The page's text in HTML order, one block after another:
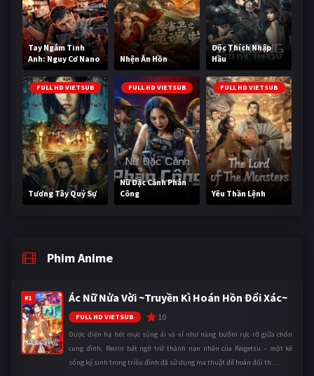
Tay Ngắm Tinh
Anh: Nguy Cơ Nano
Nhện Ăn Hồn
Độc Thích Nhập
Hầu
FULL HD VIETSUB
Tương Tây Quỷ Sự
FULL HD VIETSUB
Nữ Đặc Cảnh Phản
Công
FULL HD VIETSUB
Yêu Thần Lệnh
Phim Anime
#1 Ác Nữ Nửa Vời ~Truyền Kì Hoán Hồn Đổi Xác~
FULL HD VIETSUB 10
Được điện hạ hết mực sủng ái và ví như nàng bướm rực rỡ giữa chốn
cung đình, Reirin bất ngờ trở thành nạn nhân của Keigetsu – một kẻ
sống ký sinh trong triều đình đã sử dụng ma thuật để hoán đổi th ...